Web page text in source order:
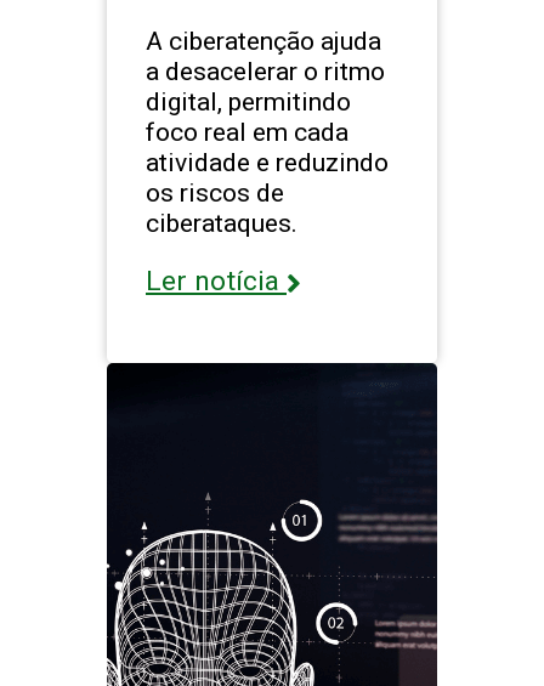
A ciberatenção ajuda
a desacelerar o ritmo
digital, permitindo
foco real em cada
atividade e reduzindo
os riscos de
ciberataques.
Ler notícia